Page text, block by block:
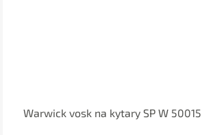
Warwick vosk na kytary SP W 50015